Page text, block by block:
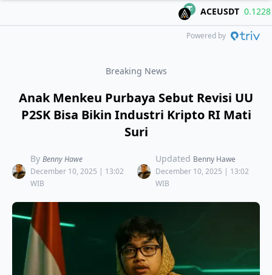
ACEUSDT 0.1228
Powered by
Breaking News
Anak Menkeu Purbaya Sebut Revisi UU
P2SK Bisa Bikin Industri Kripto RI Mati
Suri
By Benny Hawe
December 10, 2025 | 13:02
WIB
Updated Benny Hawe
December 10, 2025 | 13:02
WIB